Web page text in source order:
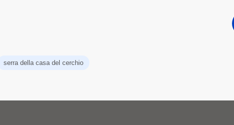
serra della casa del cerchio